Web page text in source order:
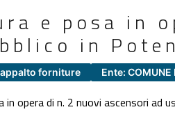
e posa in
in
forniture Ente: COMUNE
in opera di n. 2 nuovi ascensori ad